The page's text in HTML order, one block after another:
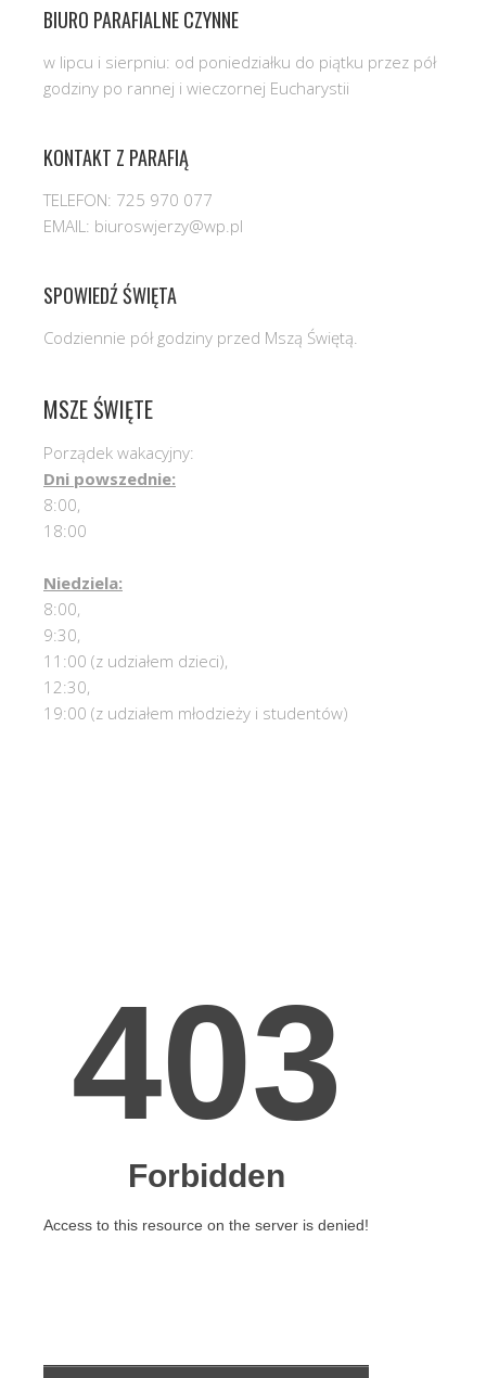
BIURO PARAFIALNE CZYNNE
w lipcu i sierpniu: od poniedziałku do piątku przez pół
godziny po rannej i wieczornej Eucharystii
KONTAKT Z PARAFIĄ
TELEFON: 725 970 077
EMAIL: biuroswjerzy@wp.pl
SPOWIEDŹ ŚWIĘTA
Codziennie pół godziny przed Mszą Świętą.
MSZE ŚWIĘTE
Porządek wakacyjny:
Dni powszednie:
8:00,
18:00
Niedziela:
8:00,
9:30,
11:00 (z udziałem dzieci),
12:30,
19:00 (z udziałem młodzieży i studentów)